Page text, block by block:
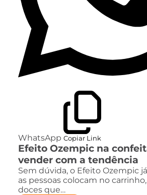
WhatsApp Copiar Link
Efeito Ozempic na
vender com a tendência
Sem dúvida, o Efeito Ozempic
as pessoas colocam no
doces que…